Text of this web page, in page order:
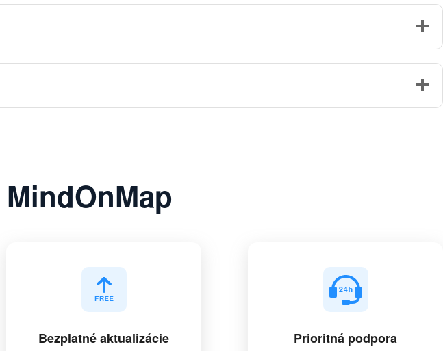
Bezplatné aktualizácie Prioritná podpora